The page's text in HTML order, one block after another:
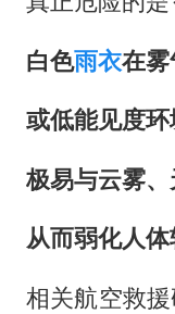
白色雨衣在
或低能见度
极易与云雾
从而弱化人
相关航空救